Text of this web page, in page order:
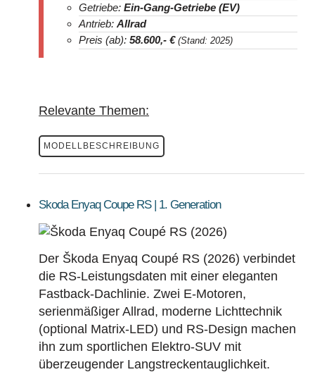
Getriebe: Ein-Gang-Getriebe (EV)
Antrieb: Allrad
Preis (ab): 58.600,- € (Stand: 2025)
Relevante Themen:
MODELLBESCHREIBUNG
Skoda Enyaq Coupe RS | 1. Generation
Der Škoda Enyaq Coupé RS (2026) verbindet
die RS-Leistungsdaten mit einer eleganten
Fastback-Dachlinie. Zwei E-Motoren,
serienmäßiger Allrad, moderne Lichttechnik
(optional Matrix-LED) und RS-Design machen
ihn zum sportlichen Elektro-SUV mit
überzeugender Langstreckentauglichkeit.